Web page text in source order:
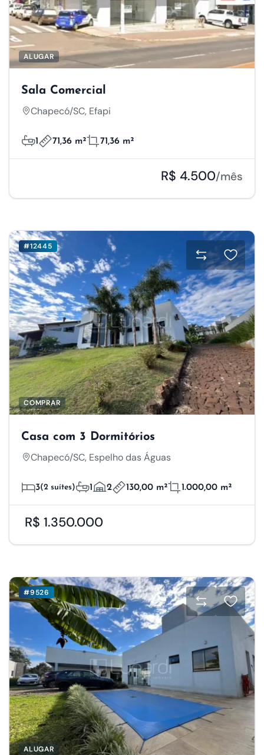
ALUGAR
Sala Comercial
Chapecó/SC, Efapi
1 71,36 m² 71,36 m²
R$ 4.500/mês
#12445
COMPRAR
Casa com 3 Dormitórios
Chapecó/SC, Espelho das Águas
3(2 suítes) 1 2 130,00 m² 1.000,00 m²
R$ 1.350.000
#9526
ALUGAR
Salvar Preferências Aceitar Todos